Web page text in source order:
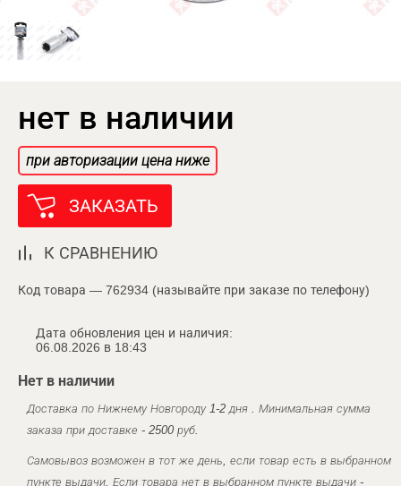
нет в наличии
при авторизации цена ниже
ЗАКАЗАТЬ
К СРАВНЕНИЮ
Код товара — 762934 (называйте при заказе по телефону)
Дата обновления цен и наличия:
06.08.2026 в 18:43
Нет в наличии
Доставка по Нижнему Новгороду 1-2 дня . Минимальная сумма
заказа при доставке - 2500 руб.
Самовывоз возможен в тот же день, если товар есть в выбранном
пункте выдачи. Если товара нет в выбранном пункте выдачи -